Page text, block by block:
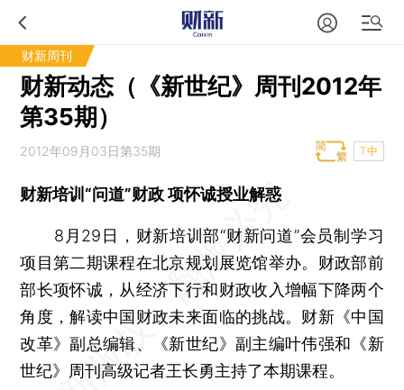
财新周刊
财新动态（《新世纪》周刊2012年
第35期）
2012年09月03日第35期 T中
财新培训“问道”财政 项怀诚授业解惑
8月29日，财新培训部“财新问道”会员制学习
项目第二期课程在北京规划展览馆举办。财政部前
部长项怀诚，从经济下行和财政收入增幅下降两个
角度，解读中国财政未来面临的挑战。财新《中国
改革》副总编辑、《新世纪》副主编叶伟强和《新
世纪》周刊高级记者王长勇主持了本期课程。